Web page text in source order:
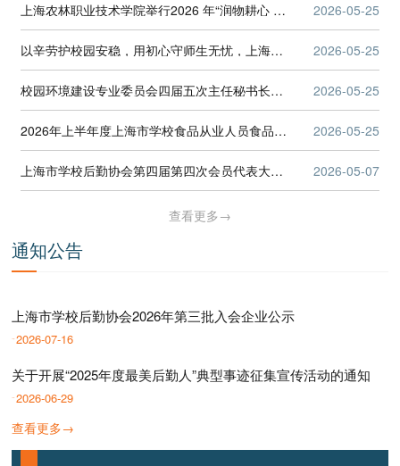
上海农林职业技术学院举行2026 年“润物耕心 护航成长”服务育人工程活动启动仪式 2026-05-25
以辛劳护校园安稳，用初心守师生无忧，上海市学校后勤协会致敬可敬的劳动者，五一节日快乐！ 2026-05-25
校园环境建设专业委员会四届五次主任秘书长会议顺利召开 2026-05-25
2026年上半年度上海市学校食品从业人员食品安全知识培训圆满结束 2026-05-25
上海市学校后勤协会第四届第四次会员代表大会、第四届理事会第六次、第七次会议、第三届监事会第四次会议顺利召开 2026-05-07
查看更多→
通知公告
上海市学校后勤协会2026年第三批入会企业公示
2026-07-16
关于开展“2025年度最美后勤人”典型事迹征集宣传活动的通知
2026-06-29
查看更多→